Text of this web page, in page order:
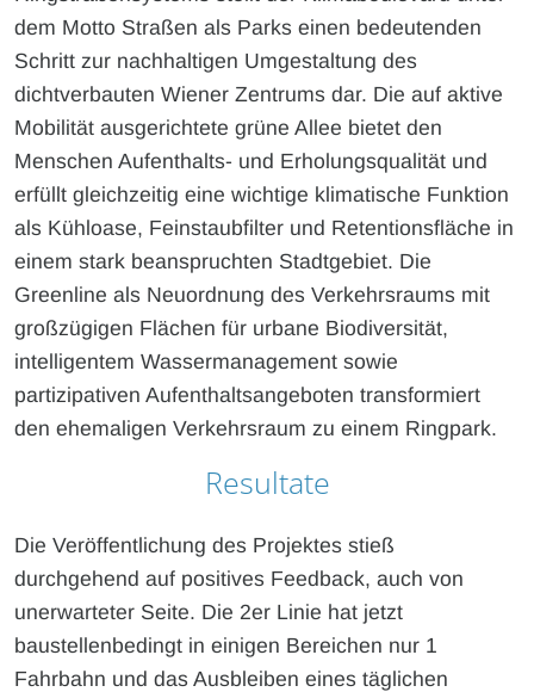
dem Motto Straßen als Parks einen bedeutenden
Schritt zur nachhaltigen Umgestaltung des
dichtverbauten Wiener Zentrums dar. Die auf aktive
Mobilität ausgerichtete grüne Allee bietet den
Menschen Aufenthalts- und Erholungsqualität und
erfüllt gleichzeitig eine wichtige klimatische Funktion
als Kühloase, Feinstaubfilter und Retentionsfläche in
einem stark beanspruchten Stadtgebiet. Die
Greenline als Neuordnung des Verkehrsraums mit
großzügigen Flächen für urbane Biodiversität,
intelligentem Wassermanagement sowie
partizipativen Aufenthaltsangeboten transformiert
den ehemaligen Verkehrsraum zu einem Ringpark.
Resultate
Die Veröffentlichung des Projektes stieß
durchgehend auf positives Feedback, auch von
unerwarteter Seite. Die 2er Linie hat jetzt
baustellenbedingt in einigen Bereichen nur 1
Fahrbahn und das Ausbleiben eines täglichen